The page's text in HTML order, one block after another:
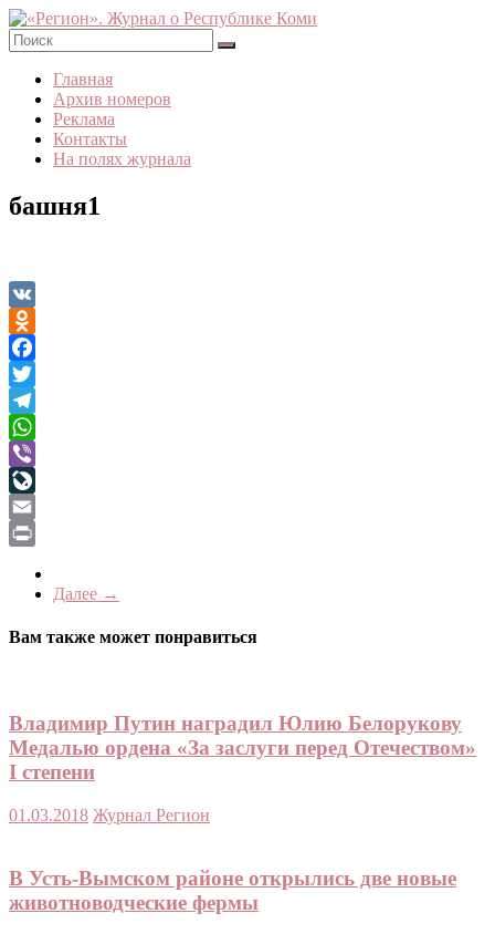
Skip
to
content
«Регион».
Журнал
Республике
Коми
Главная
Архив номеров
Реклама
Контакты
На полях журнала
башня1
VK
Odnoklassniki
Facebook
Twitter
Telegram
WhatsApp
Viber
LiveJournal
Email
Далее →
Вам также может понравиться
Владимир Путин наградил Юлию Белорукову
Медалью ордена «За заслуги перед Отечеством»
I степени
01.03.2018 Журнал Регион
В Усть-Вымском районе открылись две новые
животноводческие фермы